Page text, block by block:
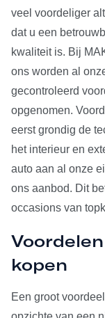
veel voordeliger
dat u een
kwaliteit is. Bij
ons worden al
gecontroleerd
opgenomen.
eerst grondig de
het interieur en
auto aan al onze
ons aanbod. Dit
occasions van
kopen
Een groot